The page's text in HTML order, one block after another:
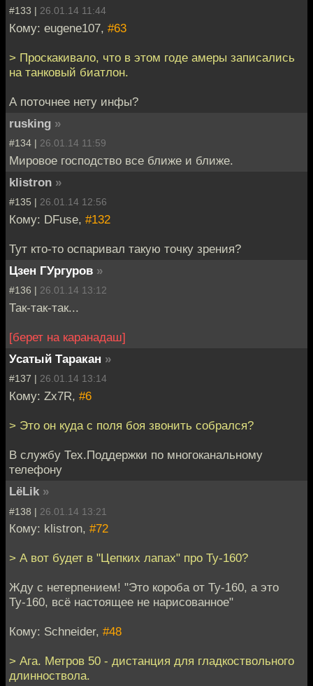
#133 | 26.01.14 11:44
Кому: eugene107, #63
> Проскакивало, что в этом годе амеры записались
на танковый биатлон.
А поточнее нету инфы?
rusking »
#134 | 26.01.14 11:59
Мировое господство все ближе и ближе.
klistron »
#135 | 26.01.14 12:56
Кому: DFuse, #132
Тут кто-то оспаривал такую точку зрения?
Цзен ГУргуров »
#136 | 26.01.14 13:12
Так-так-так...
[берет на каранадаш]
Усатый Таракан »
#137 | 26.01.14 13:14
Кому: Zx7R, #6
> Это он куда с поля боя звонить собрался?
В службу Тех.Поддержки по многоканальному
телефону
LёLik »
#138 | 26.01.14 13:21
Кому: klistron, #72
> А вот будет в "Цепких лапах" про Ту-160?
Жду с нетерпением! "Это короба от Ту-160, а это
Ту-160, всё настоящее не нарисованное"
Кому: Schneider, #48
> Ага. Метров 50 - дистанция для гладкоствольного
длинноствола.